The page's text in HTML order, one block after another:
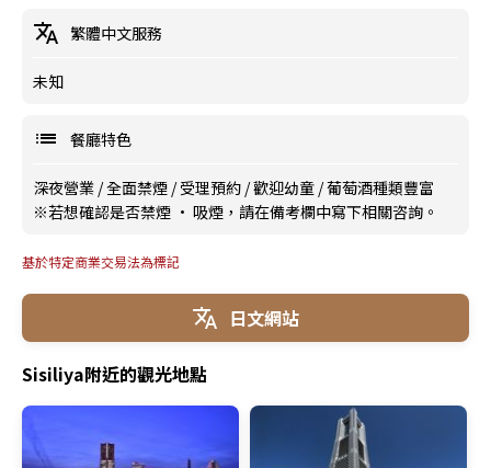
繁體中文服務
未知
餐廳特色
深夜營業 /全面禁煙 /受理預約 /歡迎幼童 /葡萄酒種類豐富
※若想確認是否禁煙 · 吸煙，請在備考欄中寫下相關咨詢。
基於特定商業交易法為標記
日文網站
Sisiliya附近的觀光地點